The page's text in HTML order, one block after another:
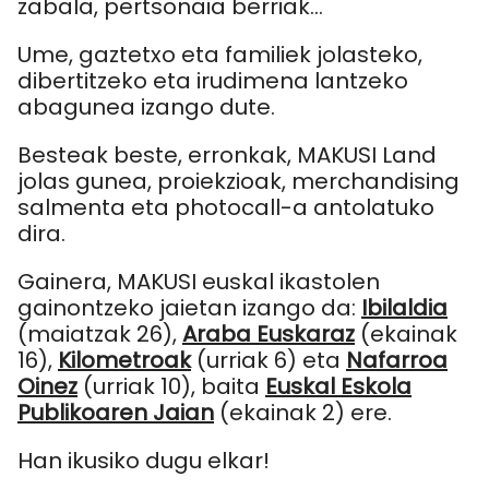
zabala, pertsonaia berriak…
Ume, gaztetxo eta familiek jolasteko,
dibertitzeko eta irudimena lantzeko
abagunea izango dute.
Besteak beste, erronkak, MAKUSI Land
jolas gunea, proiekzioak, merchandising
salmenta eta photocall-a antolatuko
dira.
Gainera, MAKUSI euskal ikastolen
gainontzeko jaietan izango da: Ibilaldia
(maiatzak 26),Araba Euskaraz (ekainak
16), Kilometroak(urriak 6) eta Nafarroa
Oinez (urriak 10), baita Euskal Eskola
Publikoaren Jaian (ekainak 2) ere.
Han ikusiko dugu elkar!